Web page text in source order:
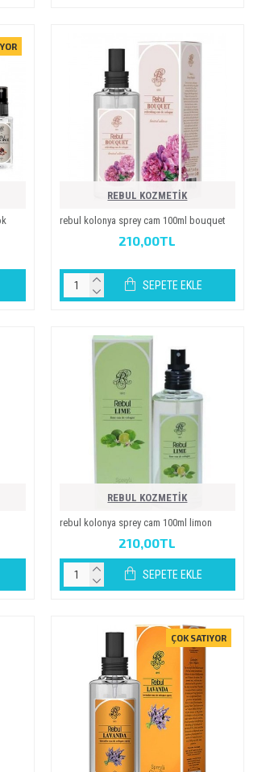
REBUL KOZMETİK
rebul kolonya sprey cam 100ml bouquet
210,00TL
SEPETE EKLE
REBUL KOZMETİK
rebul kolonya sprey cam 100ml li̇mon
210,00TL
SEPETE EKLE
ÇOK SATIYOR